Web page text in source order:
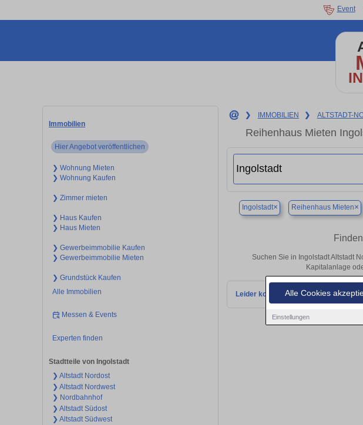
Alle Cookies
Einstellungen
Event
Immobilien
Hier Angebot veröffentlichen
❯ Wohnung Mieten
❯ Wohnung Kaufen
❯ Zimmer mieten
❯ Haus Kaufen
❯ Haus Mieten
❯ Gewerbeimmobilie Kaufen
❯ Gewerbeimmobilie Mieten
❯ Grundstück Kaufen
Alle Immobilien
Messen & Events
Experten finden
Stadtteile von Ingolstadt
❯ Altstadt Nordost
❯ Altstadt Nordwest
❯ Nordbahnhof
❯ Altstadt Südost
❯ Altstadt Südwest
❯ IMMOBILIEN ❯ ALTSTADT-
Reihenhaus Mieten
Ingolstadt× Reihenhaus Mieten×
Suchen Sie in Ingolstadt Altstadt
Kapitalanlage
Leider konnten wir derzeit keine